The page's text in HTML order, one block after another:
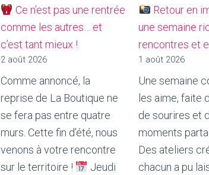
Ce n’est pas une rentrée
comme les autres… et
c’est tant mieux !
2 août 2026
Comme annoncé, la
reprise de La Boutique ne
se fera pas entre quatre
murs. Cette fin d’été, nous
venons à votre rencontre
sur le territoire !
Jeudi
Retour en
une semaine
rencontres et
1 août 2026
Une semaine
les aime, faite
de sourires et
moments
Des ateliers
chacun a pu